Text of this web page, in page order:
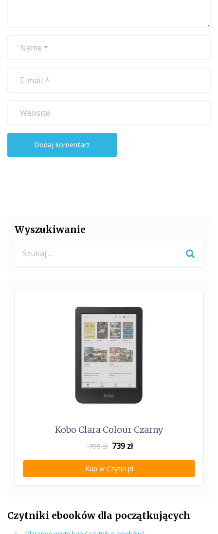
Wyszukiwanie
for:
Kobo Clara Colour Czarny
799 zł 739 zł
Kup w Czytio.pl
Czytniki ebooków dla początkujących